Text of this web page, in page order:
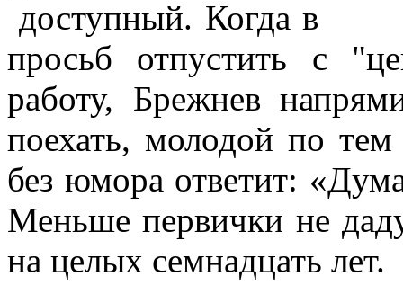
доступный. Когда в
просьб отпустить с
работу, Брежнев
поехать, молодой по
без юмора ответит:
Меньше первички не
на целых семнадцать лет.